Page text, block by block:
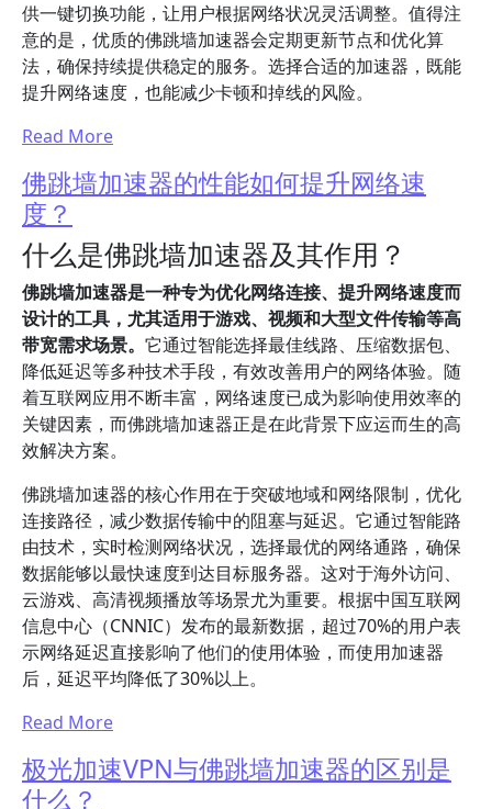
供一键切换功能，让用户根据网络状况灵活调整。值得注
意的是，优质的佛跳墙加速器会定期更新节点和优化算
法，确保持续提供稳定的服务。选择合适的加速器，既能
提升网络速度，也能减少卡顿和掉线的风险。
Read More
佛跳墙加速器的性能如何提升网络速
度？
什么是佛跳墙加速器及其作用？
佛跳墙加速器是一种专为优化网络连接、提升网络速度而
设计的工具，尤其适用于游戏、视频和大型文件传输等高
带宽需求场景。 它通过智能选择最佳线路、压缩数据包、
降低延迟等多种技术手段，有效改善用户的网络体验。随
着互联网应用不断丰富，网络速度已成为影响使用效率的
关键因素，而佛跳墙加速器正是在此背景下应运而生的高
效解决方案。
佛跳墙加速器的核心作用在于突破地域和网络限制，优化
连接路径，减少数据传输中的阻塞与延迟。它通过智能路
由技术，实时检测网络状况，选择最优的网络通路，确保
数据能够以最快速度到达目标服务器。这对于海外访问、
云游戏、高清视频播放等场景尤为重要。根据中国互联网
信息中心（CNNIC）发布的最新数据，超过70%的用户表
示网络延迟直接影响了他们的使用体验，而使用加速器
后，延迟平均降低了30%以上。
Read More
极光加速VPN与佛跳墙加速器的区别是
什么？